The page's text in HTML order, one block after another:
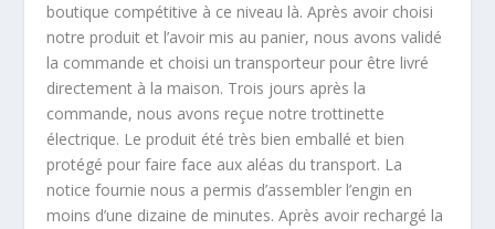
boutique compétitive à ce niveau là. Après avoir choisi
notre produit et l’avoir mis au panier, nous avons validé
la commande et choisi un transporteur pour être livré
directement à la maison. Trois jours après la
commande, nous avons reçue notre trottinette
électrique. Le produit été très bien emballé et bien
protégé pour faire face aux aléas du transport. La
notice fournie nous a permis d’assembler l’engin en
moins d’une dizaine de minutes. Après avoir rechargé la